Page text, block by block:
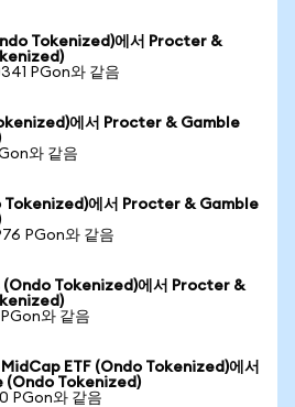
Tokenized)에서 Procter &
PGon와 같음
에서 Procter & Gamble
와 같음
에서 Procter & Gamble
PGon와 같음
(Ondo Tokenized)에서 Procter &
와 같음
ETF (Ondo Tokenized)에서
(Ondo Tokenized)
PGon와 같음